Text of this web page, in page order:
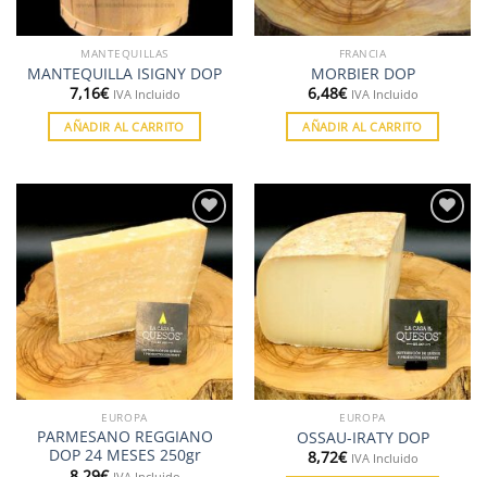
MANTEQUILLAS
MANTEQUILLA ISIGNY DOP
7,16€ IVA Incluido
AÑADIR AL CARRITO
FRANCIA
MORBIER DOP
6,48€ IVA Incluido
AÑADIR AL CARRITO
Añadir
a la
lista de
deseos
EUROPA
PARMESANO REGGIANO
DOP 24 MESES 250gr
Añadir
a la
lista de
deseos
EUROPA
OSSAU-IRATY DOP
8,72€ IVA Incluido